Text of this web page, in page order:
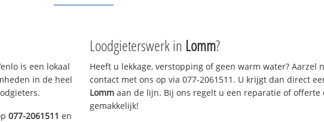
is een lokaal
in de heel
077-2061511 en
Loodgieterswerk in Lomm?
Heeft u lekkage, verstopping of geen warm water? Aarzel
contact met ons op via 077-2061511. U krijgt dan direct
Lomm aan de lijn. Bij ons regelt u een reparatie of offerte
gemakkelijk!